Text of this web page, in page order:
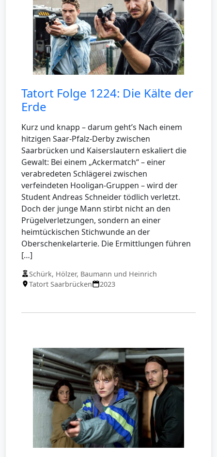
Tatort Folge 1224: Die Kälte der
Erde
Kurz und knapp – darum geht’s Nach einem
hitzigen Saar-Pfalz-Derby zwischen
Saarbrücken und Kaiserslautern eskaliert die
Gewalt: Bei einem „Ackermatch“ – einer
verabredeten Schlägerei zwischen
verfeindeten Hooligan-Gruppen – wird der
Student Andreas Schneider tödlich verletzt.
Doch der junge Mann stirbt nicht an den
Prügelverletzungen, sondern an einer
heimtückischen Stichwunde an der
Oberschenkelarterie. Die Ermittlungen führen
[…]
Schürk, Hölzer, Baumann und Heinrich
Tatort Saarbrücken
2023